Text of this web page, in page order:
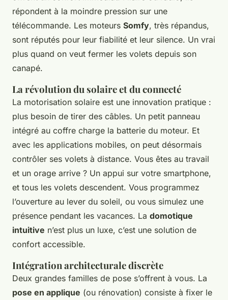
répondent à la moindre pression sur une
télécommande. Les moteurs Somfy, très répandus,
sont réputés pour leur fiabilité et leur silence. Un vrai
plus quand on veut fermer les volets depuis son
canapé.
La révolution du solaire et du connecté
La motorisation solaire est une innovation pratique :
plus besoin de tirer des câbles. Un petit panneau
intégré au coffre charge la batterie du moteur. Et
avec les applications mobiles, on peut désormais
contrôler ses volets à distance. Vous êtes au travail
et un orage arrive ? Un appui sur votre smartphone,
et tous les volets descendent. Vous programmez
l’ouverture au lever du soleil, ou vous simulez une
présence pendant les vacances. La domotique
intuitive n’est plus un luxe, c’est une solution de
confort accessible.
Intégration architecturale discrète
Deux grandes familles de pose s’offrent à vous. La
pose en applique (ou rénovation) consiste à fixer le